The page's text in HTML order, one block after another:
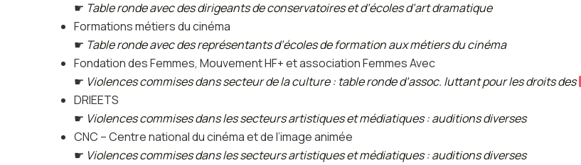
☛ Table ronde avec des dirigeants de conservatoires et d’écoles d’art dramatique
Formations métiers du cinéma
☛ Table ronde avec des représentants d’écoles de formation aux métiers du cinéma
Fondation des Femmes, Mouvement HF+ et association Femmes Avec
☛ Violences commises dans secteur de la culture : table ronde d’assoc. luttant pour les droits des
DRIEETS
☛ Violences commises dans les secteurs artistiques et médiatiques : auditions diverses
CNC – Centre national du cinéma et de l’image animée
☛ Violences commises dans les secteurs artistiques et médiatiques : auditions diverses